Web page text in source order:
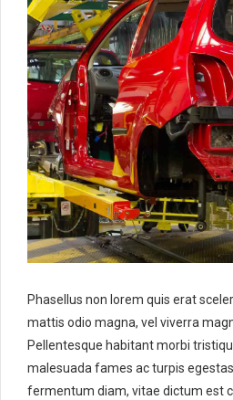
Phasellus non lorem quis erat
mattis odio magna, vel viverra
Pellentesque habitant morbi
malesuada fames ac turpis
fermentum diam, vitae dictum est